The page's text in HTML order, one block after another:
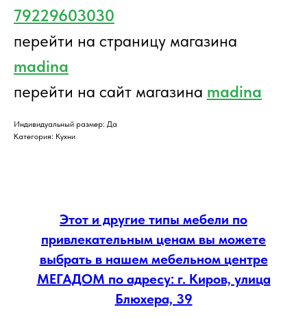
79229603030
перейти на страницу магазина
madina
перейти на сайт магазина madina
Индивидуальный размер: Да
Категория: Кухни
Этот и другие типы мебели по
привлекательным ценам вы можете
выбрать в нашем мебельном центре
МЕГАДОМ по адресу: г. Киров, улица
Блюхера, 39